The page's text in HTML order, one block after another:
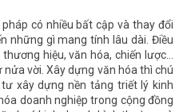
có nhiều bất cập và thay đổi
những gì mang tính lâu dài. Điều
hiệu, văn hóa, chiến lược…
vời. Xây dựng văn hóa thì chú
xây dựng nền tảng triết lý kinh
doanh nghiệp trong cộng đồng